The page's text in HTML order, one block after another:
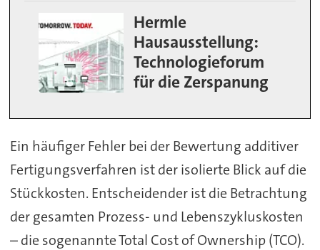
Hermle
Hausausstellung:
Technologieforum
für die Zerspanung
Ein häufiger Fehler bei der Bewertung additiver
Fertigungsverfahren ist der isolierte Blick auf die
Stückkosten. Entscheidender ist die Betrachtung
der gesamten Prozess- und Lebenszykluskosten
– die sogenannte Total Cost of Ownership (TCO).